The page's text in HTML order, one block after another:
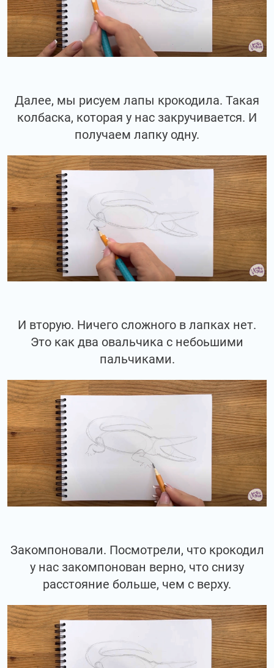
Далее, мы рисуем лапы крокодила. Такая
колбаска, которая у нас закручивается. И
получаем лапку одну.
И вторую. Ничего сложного в лапках нет.
Это как два овальчика с небоьшими
пальчиками.
Закомпоновали. Посмотрели, что крокодил
у нас закомпонован верно, что снизу
расстояние больше, чем с верху.